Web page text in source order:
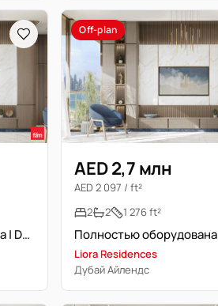
Полностью меблирована | Dubai Islands | План оплаты 50/50
Off-plan
AED 2,7 млн
AED 2 097 / ft²
2
2 1 276 ft²
Liora Residences
Дубай Айлендс